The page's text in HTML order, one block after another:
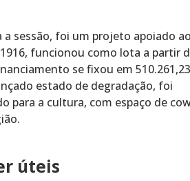
sessão, foi um projeto apoiado
funcionou como lota a partir
se fixou em
estado de degradação, foi
para a cultura, com espaço de
úteis